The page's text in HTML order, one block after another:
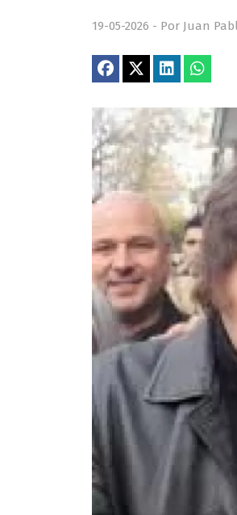
19-05-2026 - Por Juan